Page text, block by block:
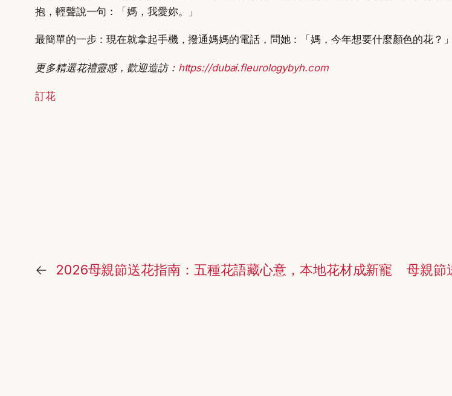
抱，輕聲說一句：「媽，我愛妳。」
最簡單的一步：現在就拿起手機，撥通媽媽的電話，問她：「媽，今年想要什麼顏色的花？
更多精選花禮靈感，歡迎造訪： https://dubai.fleurologybyh.com
訂花
← 2026母親節送花指南：五種花語藏心意，本地花材成新寵 母親節